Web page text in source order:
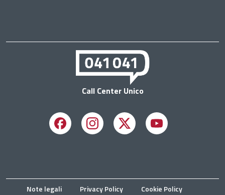
Call Center Unico
FacebookInstagramX Youtube
Note legali Privacy Policy
Cookie Policy